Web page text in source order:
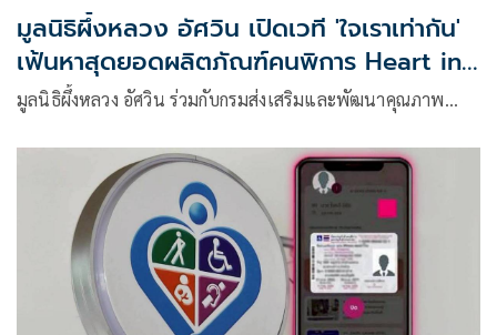
มูลนิธิผึ้งหลวง อัศวิน เปิดเวที 'ใจเราเท่ากัน'
เฟ้นหาสุดยอดผลิตภัณฑ์คนพิการ Heart in
Hand ระดับภูมิภาค
มูลนิธิผึ้งหลวง อัศวิน ร่วมกับกรมส่งเสริมและพัฒนาคุณภาพ…